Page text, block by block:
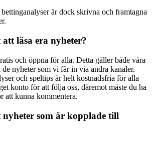
är dock skrivna och framtagna
läsa era nyheter?
och öppna för alla. Detta gäller både våra
nyheter som vi får in via andra kanaler.
och speltips är helt kostnadsfria för alla
konto för att följa oss, däremot måste du ha
att kunna kommentera.
som är kopplade till